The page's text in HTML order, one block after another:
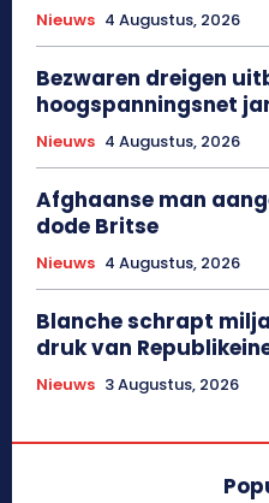
Nieuws 4 Augustus, 2026
Bezwaren dreigen
hoogspanningsnet
Nieuws 4 Augustus, 2026
Afghaanse man
dode Britse
Nieuws 4 Augustus, 2026
Blanche schrapt
druk van
Nieuws 3 Augustus, 2026